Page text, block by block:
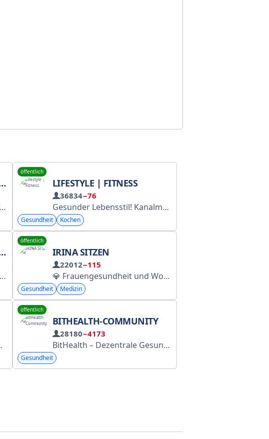
öffentlich
LIFESTYLE | FITNESS
36834−76
Gesunder Lebensstil! Kanalmanager: @nikadormanager Registriert bei Roskomnadzor: https://www.gosuslugi.ru/snet/679b125b3657285c6f0c2d96
Gesundheit Kochen
öffentlich
IRINA SITZEN
22012−115
💎 Frauengesundheit und Wohlbefinden: 13 Jahre Erfahrung. Ausbildung: IIN, IFM, CNM ✅ INSTAGRAM @irina_sit_nova Terminvereinbarung: +7 910 616-18-33 (WhatsApp) Evgeny. Webseite: https://dr-irina-sit.ru
Gesundheit Medizin
öffentlich
BITHEALTH-COMMUNITY
28180−4173
BitHealth – Dezentrale Gesundheitsdatenökonomie
Gesundheit